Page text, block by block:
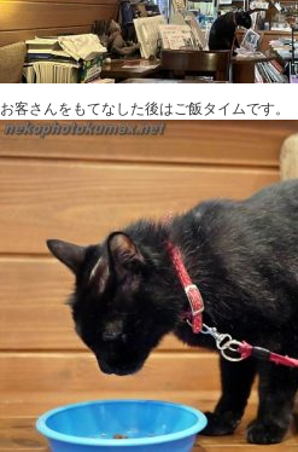
お客さんをもてなした後はご飯タイムです。